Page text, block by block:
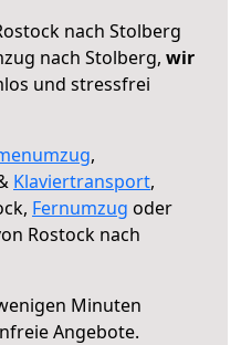
nach Stolberg
nach Stolberg, wir
und stressfrei
,
Klaviertransport,
Fernumzug oder
Rostock nach
Minuten
Angebote.